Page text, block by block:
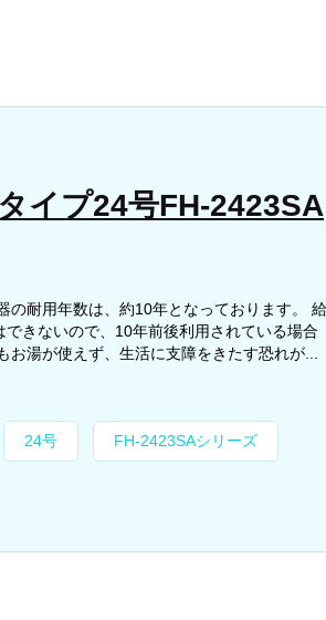
イプ24号FH-2423SA
の耐用年数は、約10年となっております。 給
きないので、10年前後利用されている場合
湯が使えず、生活に支障をきたす恐れが...
24号 FH-2423SAシリーズ